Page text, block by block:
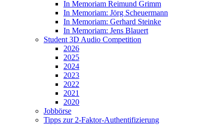
In Memoriam Reimund Grimm
In Memoriam: Jörg Scheuermann
In Memoriam: Gerhard Steinke
In Memoriam: Jens Blauert
Student 3D Audio Competition
2026
2025
2024
2023
2022
2021
2020
Jobbörse
Tipps zur 2-Faktor-Authentifizierung